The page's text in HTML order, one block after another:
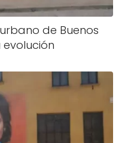
de Buenos
evolución